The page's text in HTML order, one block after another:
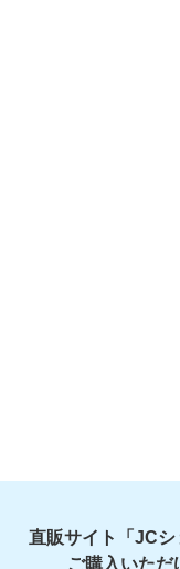
直販サイト「JCシ
ご購入いただ